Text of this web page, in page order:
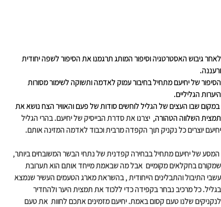
לאחר גיבוש האסטרטגיה וסיפור המותג תרגמנו את הסיפור לשפה יחודית
ורעננה.
הסיפור של יחיעם מתחיל בחיבור עמוק לאדמה ותשוקה לשימור מסורות
היערות הגליליים.
במקום שבו העצים של הגליל לוחשים סודות של פעם והאוויר הצח נושא את
תמצית השלווה הטהורה, יצרנו את סדרת הבייסיק של יחיעם. בהרי הגליל
יחיעם יוצרים כל נקניק תוך הקפדה מרבית וכבוד לאדמה המזינה אותם.
המסע של יחיעם מתחיל בבחירה קפדנית של נתחי הבשר המשובחים ביותר,
שמקורם בחקלאים מקומיים אבל מה שבאמת מייחד אותם הוא תערובת
עשבי התיבול והתבלינים הייחודית , בהשראת מארג הטעמים העשיר שנמצא
בגליל. כל מרכיב נבחר בקפידה כדי ללכוד את תמצית היער ולהחדיר
לנקניקים שלנו טעם קסום באמת. יחיעם מזמינים אתכם לחוות את טעם